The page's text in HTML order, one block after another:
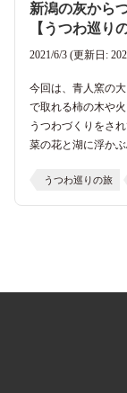
新潟の灰から
【うつわ巡り
2021/6/3 (更新日:
今回は、青人窯の
で取れる柿の木や
うつわづくりをさ
菜の花と湖に浮か
うつわ巡りの旅